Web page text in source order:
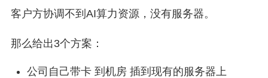
客户方协调不到AI算力资源，没有服务器。
那么给出3个方案：
公司自己带卡 到机房 插到现有的服务器上